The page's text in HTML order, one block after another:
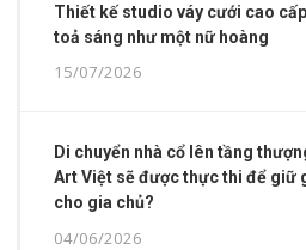
Thiết kế studio váy cưới cao
toả sáng như một nữ hoàng
15/07/2026
Di chuyển nhà cổ lên tầng
Art Việt sẽ được thực thi để giữ
cho gia chủ?
04/06/2026